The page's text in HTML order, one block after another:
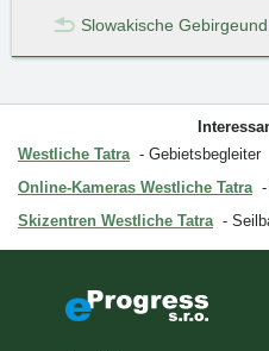
Slowakische Gebirge
Westliche Tatra
Gebietsbegleiter
Online-Kameras Westliche Tatra
Skizentren Westliche Tatra